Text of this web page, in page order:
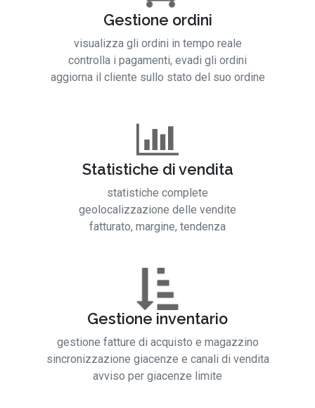
Gestione ordini
visualizza gli ordini in tempo reale
controlla i pagamenti, evadi gli ordini
aggiorna il cliente sullo stato del suo ordine
Statistiche di vendita
statistiche complete
geolocalizzazione delle vendite
fatturato, margine, tendenza
Gestione inventario
gestione fatture di acquisto e magazzino
sincronizzazione giacenze e canali di vendita
avviso per giacenze limite